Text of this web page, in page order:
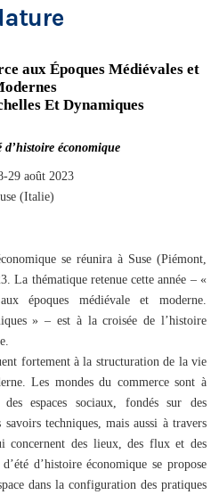
aux Époques Médiévales et
Et Dynamiques
d’histoire économique
29 août 2023
(Italie)
se réunira à Suse (Piémont,
La thématique retenue cette année – «
époques médiévale et moderne.
» – est à la croisée de l’histoire
fortement à la structuration de la vie
Les mondes du commerce sont à
espaces sociaux, fondés sur des
techniques, mais aussi à travers
concernent des lieux, des flux et des
d’histoire économique se propose
dans la configuration des pratiques